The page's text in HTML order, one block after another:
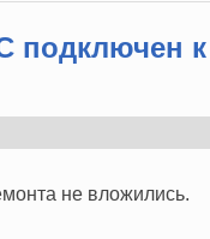
подключен к
не вложились.